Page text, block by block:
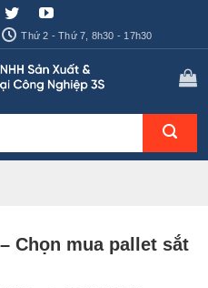
Thứ 2 - Thứ 7, 8h30 - 17h30
Chọn mua pallet sắt